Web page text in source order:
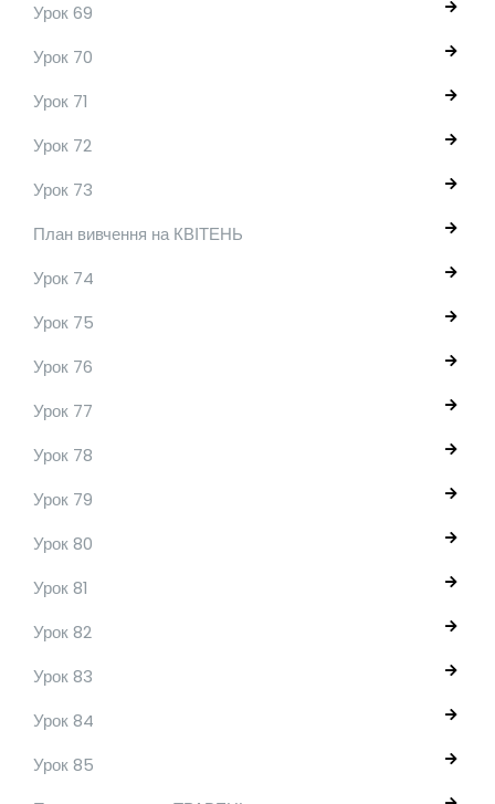
Урок 69
Урок 70
Урок 71
Урок 72
Урок 73
План вивчення на КВІТЕНЬ
Урок 74
Урок 75
Урок 76
Урок 77
Урок 78
Урок 79
Урок 80
Урок 81
Урок 82
Урок 83
Урок 84
Урок 85